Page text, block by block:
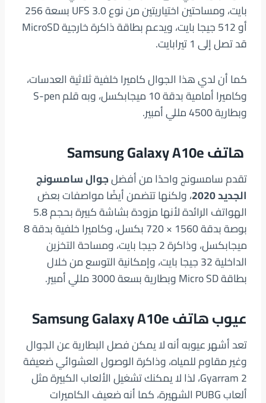
بايت، ومساحتين اختياريتين من نوع UFS 3.0 بسعة 256
أو 512 جيجا بايت، ويدعم بطاقة ذاكرة خارجية MicroSD
قد تصل إلى 1 تيرابايت.
كما أن لدي هذا الجوال كاميرا خلفية ثلاثية العدسات،
وكاميرا أمامية بدقة 10 ميجابكسل، وبه قلم S-pen
وبطارية 4500 مللي أمبير.
هاتفSamsung Galaxy A10e
تقدم سامسونج واحدًا من أفضلجوال سامسونج
الجديد 2020
، ولكنها تتضمن أيضًا مواصفات بعض
الهواتف الرائدة لأنها مزودة بشاشة كبيرة بحجم 5.8
بوصة بدقة 1560 × 720 بكسل، وكاميرا خلفية بدقة 8
ميجابكسل، وذاكرة 2 جيجا بايت، ومساحة التخزين
الداخلية 32 جيجا بايت، وإمكانية التوسع من خلال
بطاقة Micro SD وبطارية بسعة 3000 مللي أمبير.
عيوب هاتفSamsung Galaxy A10e
تعد أشهر عيوبه أنه لا يمكن فصل البطارية عن الجوال
وغير مقاوم للمياه، وذاكرة الوصول العشوائي ضعيفة
2 Gyarram، لذا لا يمكنك تشغيل الألعاب الكبيرة مثل
ألعاب PUBG الشهيرة، كما أنه ضعيف الكاميرات